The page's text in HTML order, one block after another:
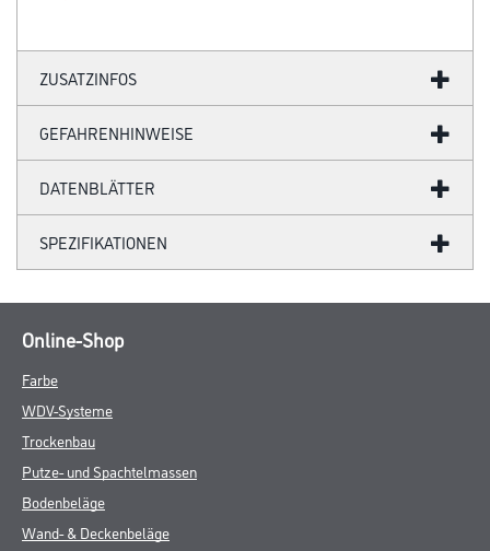
ZUSATZINFOS
GEFAHRENHINWEISE
DATENBLÄTTER
SPEZIFIKATIONEN
Online-Shop
Farbe
WDV-Systeme
Trockenbau
Putze- und Spachtelmassen
Bodenbeläge
Wand- & Deckenbeläge